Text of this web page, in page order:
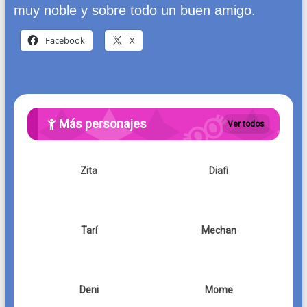
muy noble y sobre todo un buen amigo.
Facebook X
Más personajes Ver todos
Zita Diafi
Tarí Mechan
Deni Mome